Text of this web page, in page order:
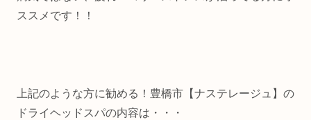
ススメです！！
上記のような方に勧める！豊橋市【ナステレージュ】の
ドライヘッドスパの内容は・・・